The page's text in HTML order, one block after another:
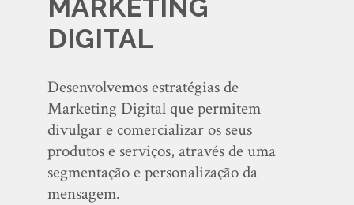
MARKETING
DIGITAL
Desenvolvemos estratégias de
Marketing Digital que permitem
divulgar e comercializar os seus
produtos e serviços, através de uma
segmentação e personalização da
mensagem.